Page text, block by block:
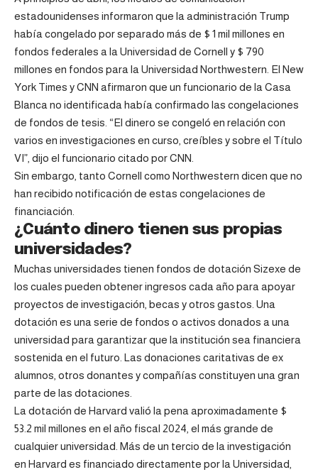
estadounidenses informaron que la administración Trump
había congelado por separado más de $ 1 mil millones en
fondos federales a la Universidad de Cornell y $ 790
millones en fondos para la Universidad Northwestern. El New
York Times y CNN afirmaron que un funcionario de la Casa
Blanca no identificada había confirmado las congelaciones
de fondos de tesis. “El dinero se congeló en relación con
varios en investigaciones en curso, creíbles y sobre el Título
VI”, dijo el funcionario citado por CNN.
Sin embargo, tanto Cornell como Northwestern dicen que no
han recibido notificación de estas congelaciones de
financiación.
¿Cuánto dinero tienen sus propias
universidades?
Muchas universidades tienen fondos de dotación Sizexe de
los cuales pueden obtener ingresos cada año para apoyar
proyectos de investigación, becas y otros gastos. Una
dotación es una serie de fondos o activos donados a una
universidad para garantizar que la institución sea financiera
sostenida en el futuro. Las donaciones caritativas de ex
alumnos, otros donantes y compañías constituyen una gran
parte de las dotaciones.
La dotación de Harvard valió la pena aproximadamente $
53.2 mil millones en el año fiscal 2024, el más grande de
cualquier universidad. Más de un tercio de la investigación
en Harvard es financiado directamente por la Universidad,